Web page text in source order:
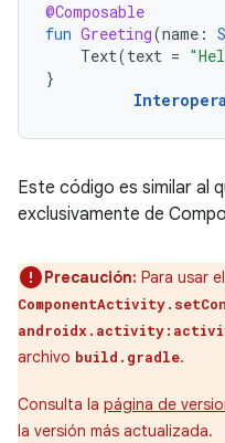
@Composable
fun Greeting(name :
Text(text =
}
Este código es similar al
exclusivamente de
Precaución: Para usar
archivo build.gradle.
Consulta la página de
la versión más actualizada.